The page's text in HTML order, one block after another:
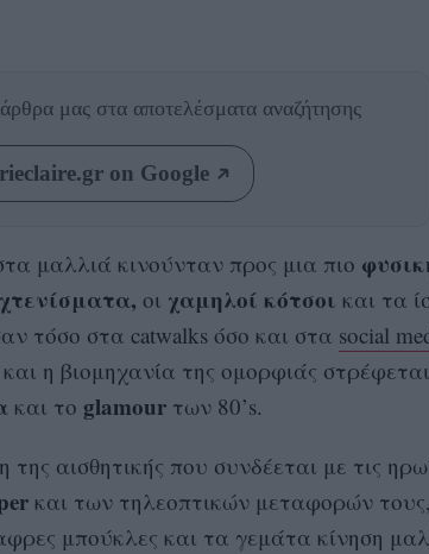
μας στα αποτελέσματα αναζήτησης
on Google
μαλλιά κινούνταν προς μια πιο
οι χαμηλοί κότσοι και τα
τόσο στα catwalks όσο και στα social
η βιομηχανία της ομορφιάς
και το glamourτων 80’s.
αισθητικής που συνδέεται με τις
και των τηλεοπτικών μεταφορών
μπούκλες και τα γεμάτα κίνηση